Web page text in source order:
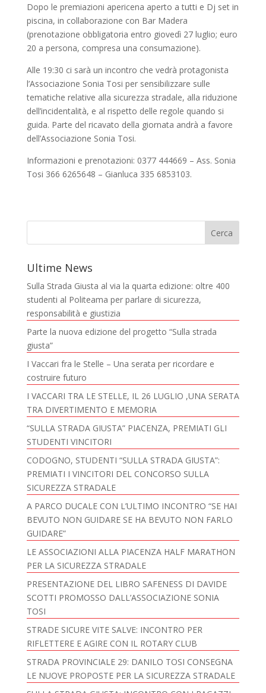
Dopo le premiazioni apericena aperto a tutti e Dj set in
piscina, in collaborazione con Bar Madera
(prenotazione obbligatoria entro giovedì 27 luglio; euro
20 a persona, compresa una consumazione).
Alle 19:30 ci sarà un incontro che vedrà protagonista
l’Associazione Sonia Tosi per sensibilizzare sulle
tematiche relative alla sicurezza stradale, alla riduzione
dell’incidentalità, e al rispetto delle regole quando si
guida. Parte del ricavato della giornata andrà a favore
dell’Associazione Sonia Tosi.
Informazioni e prenotazioni: 0377 444669 – Ass. Sonia
Tosi 366 6265648 – Gianluca 335 6853103.
Ultime News
Sulla Strada Giusta al via la quarta edizione: oltre 400
studenti al Politeama per parlare di sicurezza,
responsabilità e giustizia
Parte la nuova edizione del progetto “Sulla strada
giusta”
I Vaccari fra le Stelle – Una serata per ricordare e
costruire futuro
I VACCARI TRA LE STELLE, IL 26 LUGLIO ,UNA SERATA
TRA DIVERTIMENTO E MEMORIA
“SULLA STRADA GIUSTA” PIACENZA, PREMIATI GLI
STUDENTI VINCITORI
CODOGNO, STUDENTI “SULLA STRADA GIUSTA”:
PREMIATI I VINCITORI DEL CONCORSO SULLA
SICUREZZA STRADALE
A PARCO DUCALE CON L’ULTIMO INCONTRO “SE HAI
BEVUTO NON GUIDARE SE HA BEVUTO NON FARLO
GUIDARE”
LE ASSOCIAZIONI ALLA PIACENZA HALF MARATHON
PER LA SICUREZZA STRADALE
PRESENTAZIONE DEL LIBRO SAFENESS DI DAVIDE
SCOTTI PROMOSSO DALL’ASSOCIAZIONE SONIA
TOSI
STRADE SICURE VITE SALVE: INCONTRO PER
RIFLETTERE E AGIRE CON IL ROTARY CLUB
STRADA PROVINCIALE 29: DANILO TOSI CONSEGNA
LE NUOVE PROPOSTE PER LA SICUREZZA STRADALE